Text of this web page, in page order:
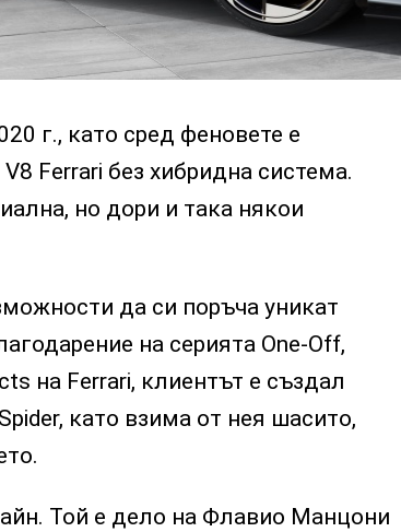
г., като сред феновете е
Ferrari без хибридна система.
но дори и така някои
да си поръча уникат
на серията One-Off,
на Ferrari, клиентът е създал
като взима от нея шасито,
Той е дело на Флавио Манцони